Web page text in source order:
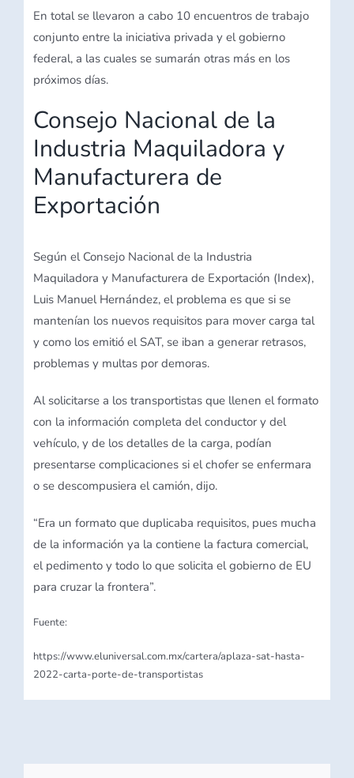
En total se llevaron a cabo 10 encuentros de trabajo
conjunto entre la iniciativa privada y el gobierno
federal, a las cuales se sumarán otras más en los
próximos días.
Consejo Nacional de la
Industria Maquiladora y
Manufacturera de
Exportación
Según el Consejo Nacional de la Industria
Maquiladora y Manufacturera de Exportación (Index),
Luis Manuel Hernández, el problema es que si se
mantenían los nuevos requisitos para mover carga tal
y como los emitió el SAT, se iban a generar retrasos,
problemas y multas por demoras.
Al solicitarse a los transportistas que llenen el formato
con la información completa del conductor y del
vehículo, y de los detalles de la carga, podían
presentarse complicaciones si el chofer se enfermara
o se descompusiera el camión, dijo.
“Era un formato que duplicaba requisitos, pues mucha
de la información ya la contiene la factura comercial,
el pedimento y todo lo que solicita el gobierno de EU
para cruzar la frontera”.
Fuente:
https://www.eluniversal.com.mx/cartera/aplaza-sat-hasta-
2022-carta-porte-de-transportistas